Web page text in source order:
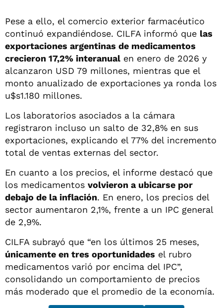
Pese a ello, el comercio exterior farmacéutico
continuó expandiéndose. CILFA informó que las
exportaciones argentinas de medicamentos
crecieron 17,2% interanual en enero de 2026 y
alcanzaron USD 79 millones, mientras que el
monto anualizado de exportaciones ya ronda los
u$s1.180 millones.
Los laboratorios asociados a la cámara
registraron incluso un salto de 32,8% en sus
exportaciones, explicando el 77% del incremento
total de ventas externas del sector.
En cuanto a los precios, el informe destacó que
los medicamentos volvieron a ubicarse por
debajo de la inflación. En enero, los precios del
sector aumentaron 2,1%, frente a un IPC general
de 2,9%.
CILFA subrayó que “en los últimos 25 meses,
únicamente en tres oportunidades el rubro
medicamentos varió por encima del IPC”,
consolidando un comportamiento de precios
más moderado que el promedio de la economía.